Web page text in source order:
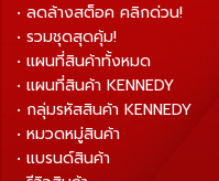
• ลดล้างสต็อค คลิกด่วน!
• รวมชุดสุดคุ้ม!
• แผนที่สินค้าทั้งหมด
• แผนที่สินค้า KENNEDY
• กลุ่มรหัสสินค้า KENNEDY
• หมวดหมู่สินค้า
• แบรนด์สินค้า